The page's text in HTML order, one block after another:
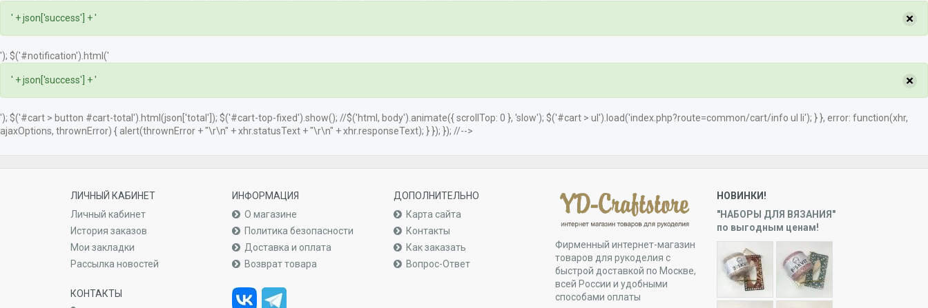
' + json['success'] + ' ×
'); $('#notification').html('
' + json['success'] + ' ×
'); $('#cart > button #cart-total').html(json['total']); $('#cart-top-fixed').show(); //$('html, body').animate({ scrollTop: 0 }, 'slow'); $('#cart > ul').load('index.php?route=common/cart/info ul li'); } }, error: function(xhr,
ajaxOptions, thrownError) { alert(thrownError + "\r\n" + xhr.statusText + "\r\n" + xhr.responseText); } }); }); //-->
ЛИЧНЫЙ КАБИНЕТ
Личный кабинет
История заказов
Мои закладки
Рассылка новостей
КОНТАКТЫ
ИНФОРМАЦИЯ
О магазине
Политика безопасности
Доставка и оплата
Возврат товара
ДОПОЛНИТЕЛЬНО
Карта сайта
Контакты
Как заказать
Вопрос-Ответ
Фирменный интернет-магазин
товаров для рукоделия с
быстрой доставкой по Москве,
всей России и удобными
способами оплаты
НОВИНКИ!
"НАБОРЫ ДЛЯ ВЯЗАНИЯ"
по выгодным ценам!